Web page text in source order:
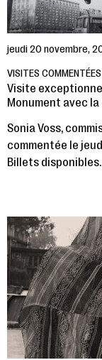
jeudi 20 novembre,
VISITES COMMENTÉES
Visite
Monument avec
Sonia Voss,
commentée le
Billets